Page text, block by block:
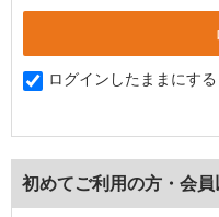
ログインしたままにする
初めてご利用の方・会